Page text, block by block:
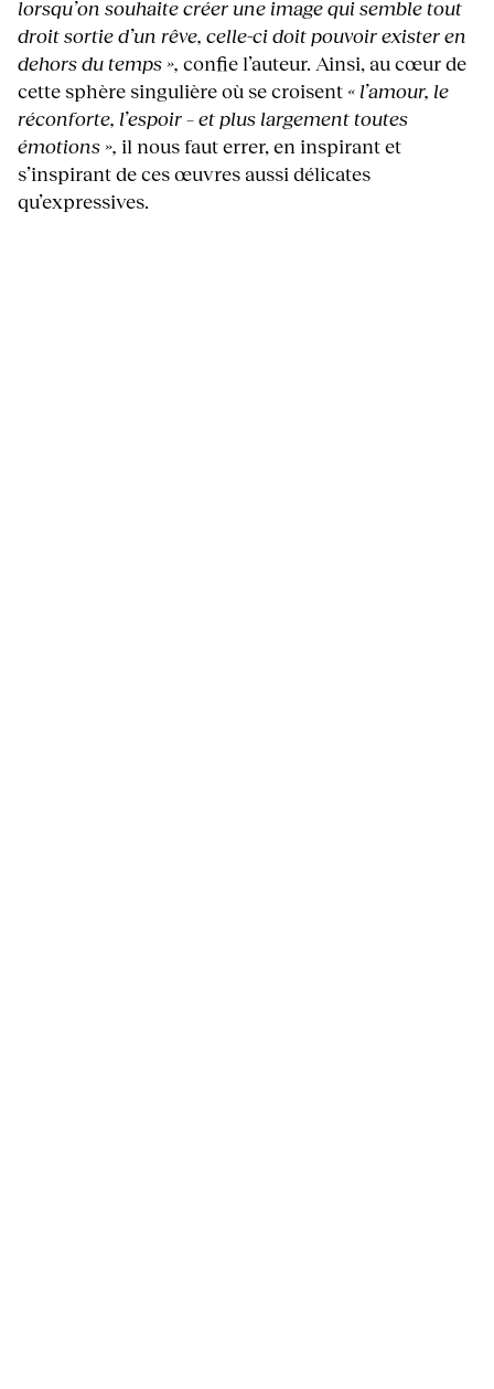
lorsqu’on souhaite créer une image qui semble tout
droit sortie d’un rêve, celle-ci doit pouvoir exister en
dehors du temps », confie l’auteur. Ainsi, au cœur de
cette sphère singulière où se croisent « l’amour, le
réconforte, l’espoir – et plus largement toutes
émotions », il nous faut errer, en inspirant et
s’inspirant de ces œuvres aussi délicates
qu’expressives.